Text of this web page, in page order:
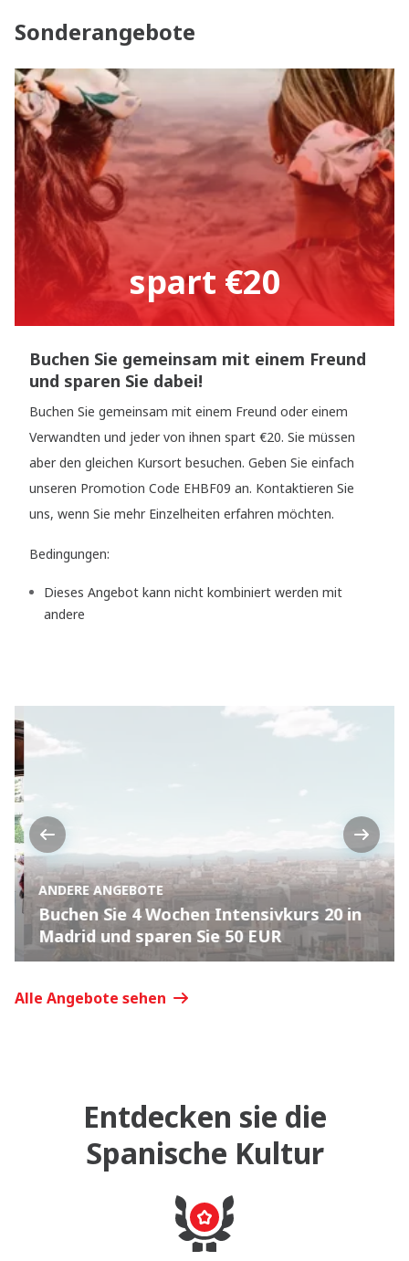
Sonderangebote
spart €20
Buchen Sie gemeinsam mit einem Freund
und sparen Sie dabei!
Buchen Sie gemeinsam mit einem Freund oder einem
Verwandten und jeder von ihnen spart €20. Sie müssen
aber den gleichen Kursort besuchen. Geben Sie einfach
unseren Promotion Code EHBF09 an. Kontaktieren Sie
uns, wenn Sie mehr Einzelheiten erfahren möchten.
Bedingungen:
Dieses Angebot kann nicht kombiniert werden mit
andere
ANDERE ANGEBOTE
Buchen Sie 4 Wochen Intensivkurs 20 in
Madrid und sparen Sie 50 EUR
Alle Angebote sehen
Entdecken sie die
Spanische Kultur